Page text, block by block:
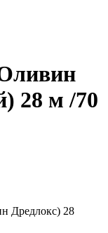
28 м /70
Дредлокс) 28